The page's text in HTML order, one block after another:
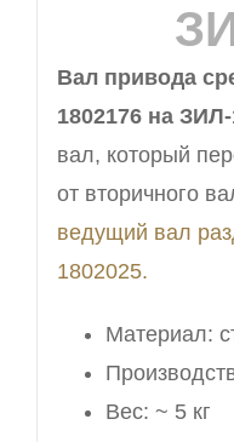
Вал привода
1802176 на
вал, который
от вторичного
ведущий вал
1802025.
Материал:
Вес: ~ 5 кг